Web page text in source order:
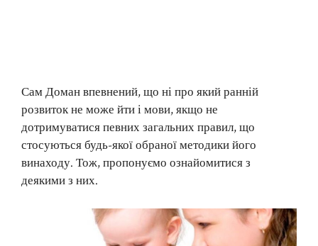
Сам Доман впевнений, що ні про який ранній
розвиток не може йти і мови, якщо не
дотримуватися певних загальних правил, що
стосуються будь-якої обраної методики його
винаходу. Тож, пропонуємо ознайомитися з
деякими з них.